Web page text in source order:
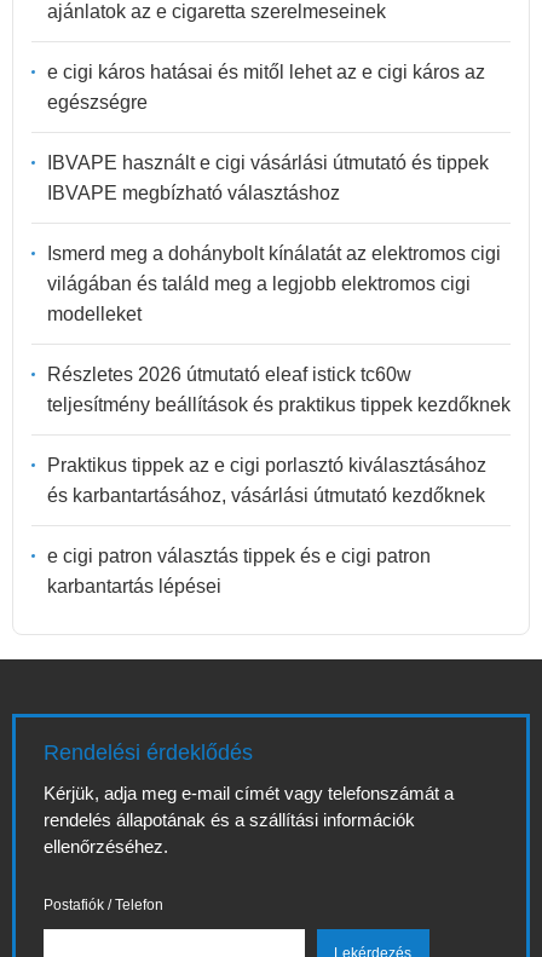
ajánlatok az e cigaretta szerelmeseinek
e cigi káros hatásai és mitől lehet az e cigi káros az
egészségre
IBVAPE használt e cigi vásárlási útmutató és tippek
IBVAPE megbízható választáshoz
Ismerd meg a dohánybolt kínálatát az elektromos cigi
világában és találd meg a legjobb elektromos cigi
modelleket
Részletes 2026 útmutató eleaf istick tc60w
teljesítmény beállítások és praktikus tippek kezdőknek
Praktikus tippek az e cigi porlasztó kiválasztásához
és karbantartásához, vásárlási útmutató kezdőknek
e cigi patron választás tippek és e cigi patron
karbantartás lépései
Rendelési érdeklődés
Kérjük, adja meg e-mail címét vagy telefonszámát a
rendelés állapotának és a szállítási információk
ellenőrzéséhez.
Postafiók / Telefon